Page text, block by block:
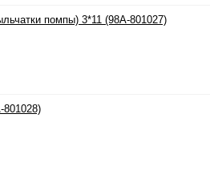
помпы) 3*11 (98A-801027)
801028)